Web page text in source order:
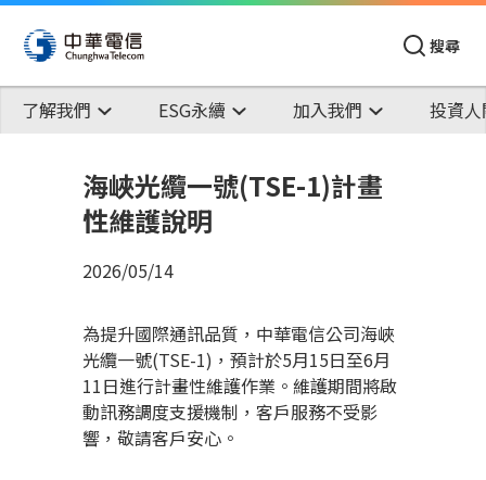
搜尋
了解我們 ESG永續 加入我們 投資
海峽光纜一號(TSE-1)計畫
性維護說明
2026/05/14
為提升國際通訊品質，中華電信公司海峽
光纜一號(TSE-1)，預計於5月15日至6月
11日進行計畫性維護作業。維護期間將啟
動訊務調度支援機制，客戶服務不受影
響，敬請客戶安心。